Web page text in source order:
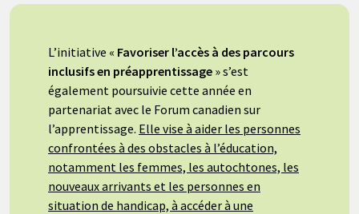
L’initiative « Favoriser l’accès à des parcours
inclusifs en préapprentissage » s’est
également poursuivie cette année en
partenariat avec le Forum canadien sur
l’apprentissage. Elle vise à aider les personnes
confrontées à des obstacles à l’éducation,
notamment les femmes, les autochtones, les
nouveaux arrivants et les personnes en
situation de handicap, à accéder à une